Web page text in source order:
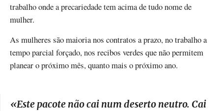
trabalho onde a precariedade tem acima de tudo nome de
mulher.
As mulheres são maioria nos contratos a prazo, no trabalho a
tempo parcial forçado, nos recibos verdes que não permitem
planear o próximo mês, quanto mais o próximo ano.
«Este pacote não cai num deserto neutro. Cai